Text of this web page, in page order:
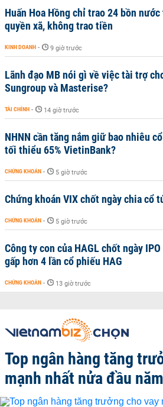
Huấn Hoa Hồng chỉ trao 24 bồn
quyền xã, không trao tiền
KINH DOANH - 9 giờ trước
Lãnh đạo MB nói gì về việc tài trợ
Sungroup và Masterise?
TÀI CHÍNH - 14 giờ trước
NHNN cần tăng nắm giữ bao nhiêu
tối thiểu 65% VietinBank?
CHỨNG KHOÁN - 5 giờ trước
Chứng khoán VIX chốt ngày chia cổ
CHỨNG KHOÁN - 5 giờ trước
Công ty con của HAGL chốt ngày
gấp hơn 4 lần cổ phiếu HAG
CHỨNG KHOÁN - 13 giờ trước
Top ngân hàng tăng
mạnh nhất nửa đầu